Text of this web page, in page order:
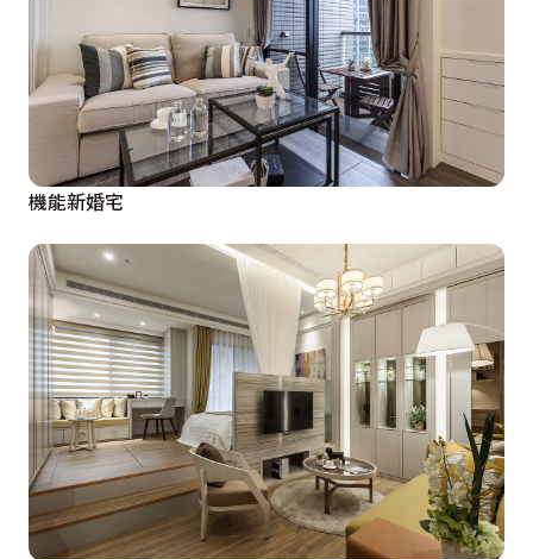
機能新婚宅